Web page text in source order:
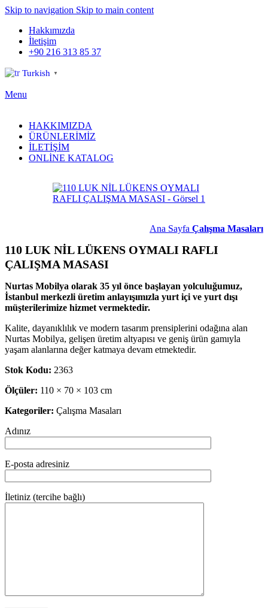
Skip to navigation Skip to main content
Hakkımızda
İletişim
+90 216 313 85 37
Turkish ▼
Menu
HAKKIMIZDA
ÜRÜNLERİMİZ
İLETİŞİM
ONLİNE KATALOG
Ana Sayfa Çalışma Masaları
110 LUK NİL LÜKENS OYMALI RAFLI
ÇALIŞMA MASASI
Nurtas Mobilya olarak 35 yıl önce başlayan yolculuğumuz,
İstanbul merkezli üretim anlayışımızla yurt içi ve yurt dışı
müşterilerimize hizmet vermektedir.
Kalite, dayanıklılık ve modern tasarım prensiplerini odağına alan
Nurtas Mobilya, gelişen üretim altyapısı ve geniş ürün gamıyla
yaşam alanlarına değer katmaya devam etmektedir.
Stok Kodu: 2363
Ölçüler: 110 × 70 × 103 cm
Kategoriler: Çalışma Masaları
Adınız
E-posta adresiniz
İletiniz (tercihe bağlı)